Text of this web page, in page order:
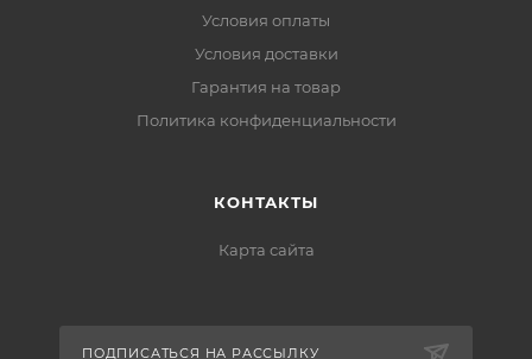
Условия оплаты
Условия доставки
Гарантия на товар
Политика конфиденциальности
КОНТАКТЫ
Карта сайта
ПОДПИСАТЬСЯ НА РАССЫЛКУ